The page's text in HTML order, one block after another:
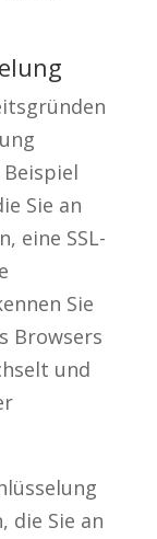
Sie an
eine SSL-
Sie
Browsers
und
die Sie an